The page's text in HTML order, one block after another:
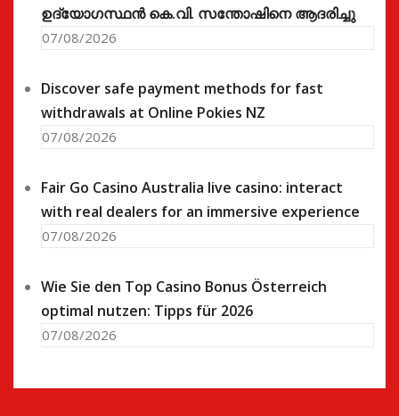
ഉദ്യോഗസ്ഥൻ കെ.വി. സന്തോഷിനെ ആദരിച്ചു
07/08/2026
Discover safe payment methods for fast
withdrawals at Online Pokies NZ
07/08/2026
Fair Go Casino Australia live casino: interact
with real dealers for an immersive experience
07/08/2026
Wie Sie den Top Casino Bonus Österreich
optimal nutzen: Tipps für 2026
07/08/2026